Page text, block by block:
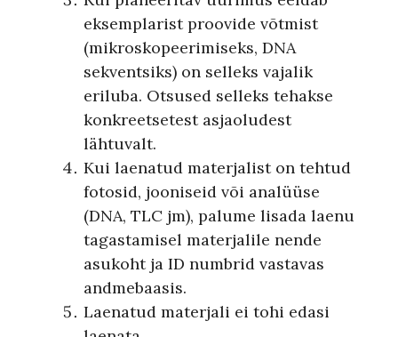
eksemplarist proovide võtmist
(mikroskopeerimiseks, DNA
sekventsiks) on selleks vajalik
eriluba. Otsused selleks tehakse
konkreetsetest asjaoludest
lähtuvalt.
Kui laenatud materjalist on tehtud
fotosid, jooniseid või analüüse
(DNA, TLC jm), palume lisada laenu
tagastamisel materjalile nende
asukoht ja ID numbrid vastavas
andmebaasis.
Laenatud materjali ei tohi edasi